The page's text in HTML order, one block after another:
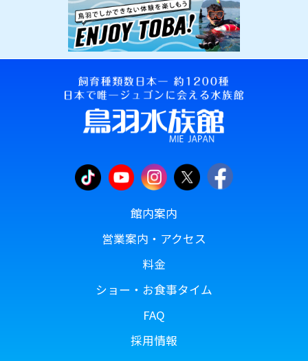
館内案内
営業案内・アクセス
料金
ショー・お食事タイム
FAQ
採用情報